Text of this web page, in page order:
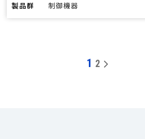
製品群 制御機器
1 2